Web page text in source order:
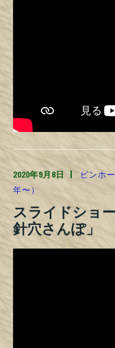
2020年9月8日 ピンホ
年〜）
スライドショ
針穴さんぽ」